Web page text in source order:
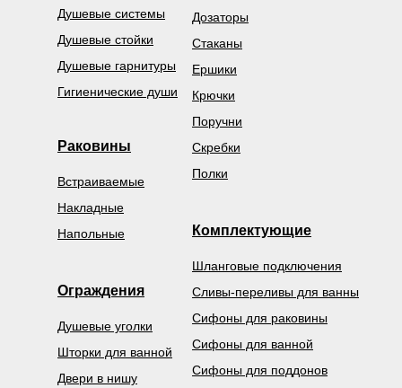
Душевые гарнитуры
Душевые системы
Гигиенические души
Поручни
Скребки
Дозаторы
Полки
Стаканы
Ершики
Крючки
Сифоны для поддонов
Сливы-переливы для ванны
Сифоны для ванной
Шланговые подключения
Сифоны для раковины
Раковины
Встраиваемые
Накладные
Напольные
Ограждения
Душевые уголки
Шторки для ванной
Двери в нишу
Комплектующие
Душевые стойки